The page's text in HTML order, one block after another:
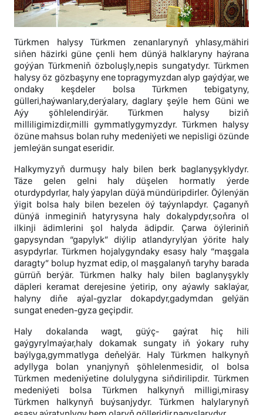
Türkmen halysy Türkmen zenanlarynyň yhlasy,mähiri
siňen häzirki güne çenli hem dünýä halklaryny haýrana
goýýan Türkmeniň özboluşly,nepis sungatydyr. Türkmen
halysy öz gözbaşyny ene topragymyzdan alyp gaýdýar, we
ondaky keşdeler bolsa Türkmen tebigatyny,
gülleri,haýwanlary,derýalary, daglary şeýle hem Güni we
Aýy şöhlelendirýär. Türkmen halysy biziň
milliligimizdir,milli gymmatlygymyzdyr. Türkmen halysy
özüne mahsus bolan ruhy medeniýeti we nepisligi özünde
jemleýän sungat eseridir.
Halkymyzyň durmuşy haly bilen berk baglanyşyklydyr.
Täze gelen gelni haly düşelen hormatly ýerde
oturdypdyrlar, haly ýapylan düýä mündüripdirler. Öýlenýän
ýigit bolsa haly bilen bezelen öý taýynlapdyr. Çaganyň
dünýä inmeginiň hatyrysyna haly dokalypdyr,soňra ol
ilkinji ädimlerini şol halyda ädipdir. Çarwa öýleriniň
gapysyndan “gapylyk” diýlip atlandyrylýan ýörite haly
asypdyrlar. Türkmen hojalygyndaky esasy haly “maşgala
daragty” bolup hyzmat edip, ol maşgalanyň taryhy barada
gürrüň berýär. Türkmen halky haly bilen baglanyşykly
däpleri keramat derejesine ýetirip, ony aýawly saklaýar,
halyny diňe aýal-gyzlar dokapdyr,gadymdan gelýän
sungat eneden-gyza geçipdir.
Haly dokalanda wagt, güýç- gaýrat hiç hili
gaýgyrylmaýar,haly dokamak sungaty iň ýokary ruhy
baýlyga,gymmatlyga deňelýär. Haly Türkmen halkynyň
adyllyga bolan ynanjynyň şöhlelenmesidir, ol bolsa
Türkmen medeniýetine dolulygyna siňdirilipdir. Türkmen
medeniýeti bolsa Türkmen halkynyň milligi,mirasy
Türkmen halkynyň buýsanjydyr. Türkmen halylarynyň